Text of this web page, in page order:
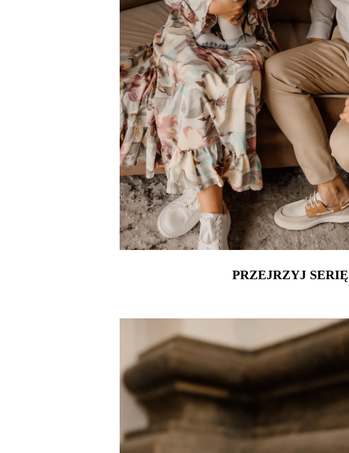
PRZEJRZYJ SERIĘ